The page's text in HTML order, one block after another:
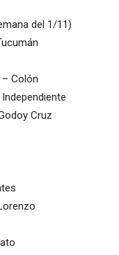
del 1/11)
Colón
Cruz